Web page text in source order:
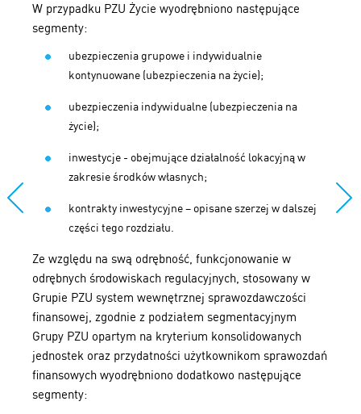
W przypadku PZU Życie wyodrębniono następujące
segmenty:
ubezpieczenia grupowe i indywidualnie
kontynuowane (ubezpieczenia na życie);
ubezpieczenia indywidualne (ubezpieczenia na
życie);
inwestycje - obejmujące działalność lokacyjną w
zakresie środków własnych;
kontrakty inwestycyjne – opisane szerzej w dalszej
części tego rozdziału.
Ze względu na swą odrębność, funkcjonowanie w
odrębnych środowiskach regulacyjnych, stosowany w
Grupie PZU system wewnętrznej sprawozdawczości
finansowej, zgodnie z podziałem segmentacyjnym
Grupy PZU opartym na kryterium konsolidowanych
jednostek oraz przydatności użytkownikom sprawozdań
finansowych wyodrębniono dodatkowo następujące
segmenty: